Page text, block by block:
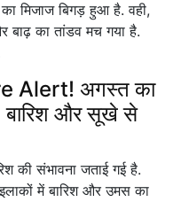
मिजाज बिगड़ हुआ है. वही,
बाढ़ का तांडव मच गया है.
Alert! अगस्त का
बारिश और सूखे से
की संभावना जताई गई है.
में बारिश और उमस का